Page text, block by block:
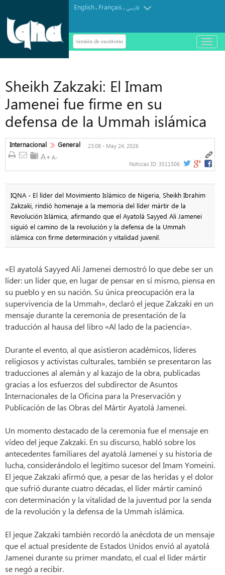
English. Français.فارسی
versión de escritorio
باز
و
Sheikh Zakzaki: El Imam
Jamenei fue firme en su
defensa de la Ummah islámica
Internacional General 23:08 - May 24, 2026
Noticias ID: 3511506
IQNA - El líder del Movimiento Islámico de Nigeria, Sheikh Ibrahim
Zakzaki, rindió homenaje a la memoria del líder mártir de la
Revolución Islámica, afirmando que el Ayatolá Sayyed Ali Jamenei
siguió el camino de la revolución y la defensa de la Ummah
islámica con firme determinación y vitalidad juvenil.
«El ayatolá Sayyed Ali Jamenei demostró lo que debe ser un
líder: un líder que, en lugar de pensar en sí mismo, piensa en
su pueblo y en su nación. Su única preocupación era la
supervivencia de la Ummah», declaró el jeque Zakzaki en un
mensaje durante la ceremonia de presentación de la
traducción al hausa del libro «Al lado de la paciencia».
Durante el evento, al que asistieron académicos, líderes
religiosos y activistas culturales, también se presentaron las
traducciones al alemán y al kazajo de la obra, publicadas
gracias a los esfuerzos del subdirector de Asuntos
Internacionales de la Oficina para la Preservación y
Publicación de las Obras del Mártir Ayatolá Jamenei.
Un momento destacado de la ceremonia fue el mensaje en
vídeo del jeque Zakzaki. En su discurso, habló sobre los
antecedentes familiares del ayatolá Jamenei y su historia de
lucha, considerándolo el legítimo sucesor del Imam Yomeini.
El jeque Zakzaki afirmó que, a pesar de las heridas y el dolor
que sufrió durante cuatro décadas, el líder mártir caminó
con determinación y la vitalidad de la juventud por la senda
de la revolución y la defensa de la Ummah islámica.
El jeque Zakzaki también recordó la anécdota de un mensaje
que el actual presidente de Estados Unidos envió al ayatolá
Jamenei durante su primer mandato, el cual el líder mártir
se negó a recibir.